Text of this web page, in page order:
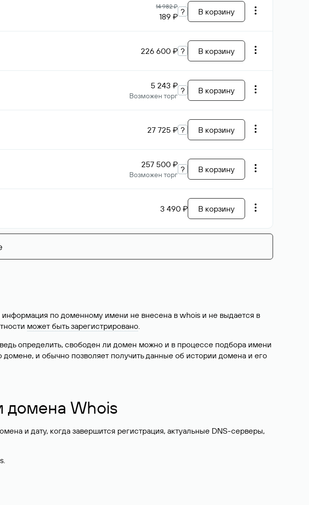
14 982 ₽
189 ₽ ? В корзину
226 600 ₽ ? В корзину
5 243 ₽
Возможен торг
? В корзину
27 725 ₽ ? В корзину
257 500 ₽
Возможен торг
? В корзину
3 490 ₽ В корзину
по доменному имени не внесена в whois и не выдается в
может быть зарегистрировано.
определить, свободен ли домен можно и в процессе подбора имени
и обычно позволяет получить данные об истории домена и его
домена Whois
и дату, когда завершится регистрация, актуальные DNS-серверы,